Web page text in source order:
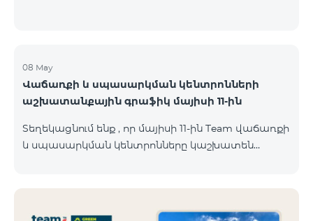
08 May
Վաճառքի և սպասարկման կենտրոնների
աշխատանքային գրաֆիկ մայիսի 11-ին
Տեղեկացնում ենք , որ մայիսի 11-ին Team վաճառքի
և սպասարկման կենտրոնները կաշխատեն
Բնականուն գրաֆիկը Մայիսի 11-ի փոփոխված